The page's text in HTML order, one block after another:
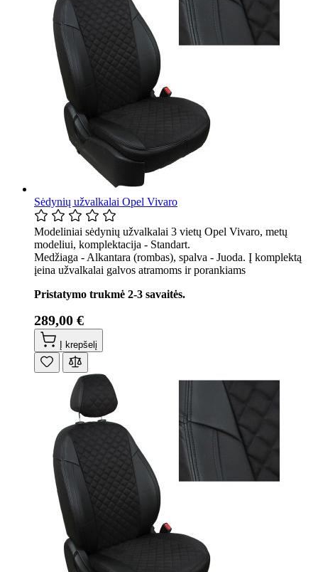
Sėdynių užvalkalai Opel Vivaro
Modeliniai sėdynių užvalkalai 3 vietų Opel Vivaro, metų
modeliui, komplektacija - Standart.
Medžiaga - Alkantara (rombas), spalva - Juoda. Į komplektą
įeina užvalkalai galvos atramoms ir porankiams
Pristatymo trukmė 2-3 savaitės.
289,00 €
Į krepšelį